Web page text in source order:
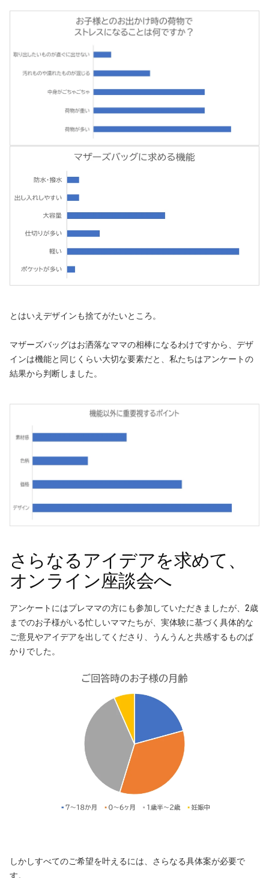
とはいえデザインも捨てがたいところ。
マザーズバッグはお洒落なママの相棒になるわけですから、デザ
インは機能と同じくらい大切な要素だと、私たちはアンケートの
結果から判断しました。
さらなるアイデアを求めて、
オンライン座談会へ
アンケートにはプレママの方にも参加していただきましたが、2歳
までのお子様がいる忙しいママたちが、実体験に基づく具体的な
ご意見やアイデアを出してくださり、うんうんと共感するものば
かりでした。
しかしすべてのご希望を叶えるには、さらなる具体案が必要で
す。